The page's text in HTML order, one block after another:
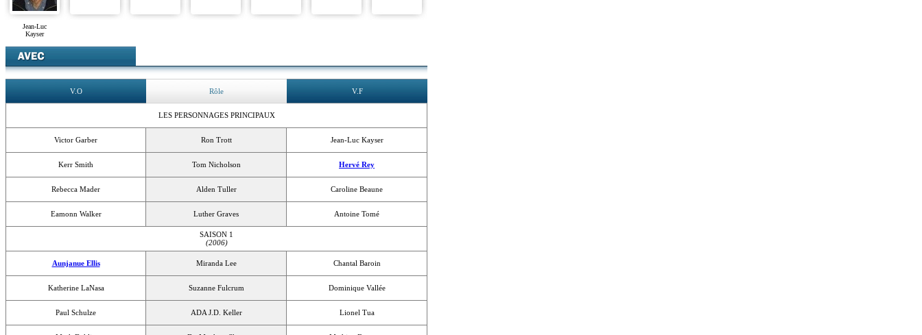
Jean-Luc
Kayser
V.O Rôle V.F
LES PERSONNAGES PRINCIPAUX
Victor Garber Ron Trott Jean-Luc Kayser
Kerr Smith Tom Nicholson Hervé Rey
Rebecca Mader Alden Tuller Caroline Beaune
Eamonn Walker Luther Graves Antoine Tomé
SAISON 1
(2006)
Aunjanue Ellis Miranda Lee Chantal Baroin
Katherine LaNasa Suzanne Fulcrum Dominique Vallée
Paul Schulze ADA J.D. Keller Lionel Tua